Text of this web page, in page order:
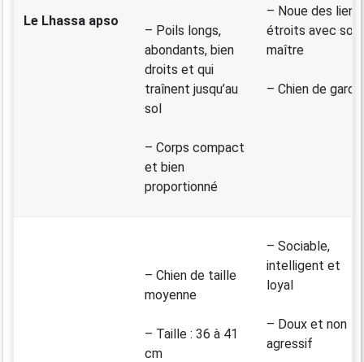
Le Lhassa apso
– Poils longs,
abondants, bien
droits et qui
traînent jusqu’au
sol
– Corps compact
et bien
proportionné
– Noue des liens
étroits avec son
maître
– Chien de garde
– Chien de taille
moyenne
– Taille : 36 à 41
cm
– Sociable,
intelligent et
loyal
– Doux et non
agressif